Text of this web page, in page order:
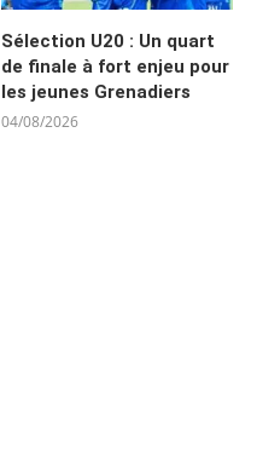
Sélection U20 : Un quart
de finale à fort enjeu pour
les jeunes Grenadiers
04/08/2026